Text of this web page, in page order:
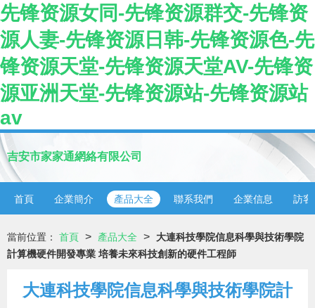
先锋资源女同-先锋资源群交-先锋资
源人妻-先锋资源日韩-先锋资源色-先
锋资源天堂-先锋资源天堂AV-先锋资
源亚洲天堂-先锋资源站-先锋资源站
av
吉安市家家通網絡有限公司
首頁 企業簡介 產品大全 聯系我們 企業信息 訪客
當前位置： 首頁 > 產品大全 >
大連科技學院信息科學與技術學院
計算機硬件開發專業 培養未來科技創新的硬件工程師
大連科技學院信息科學與技術學院計